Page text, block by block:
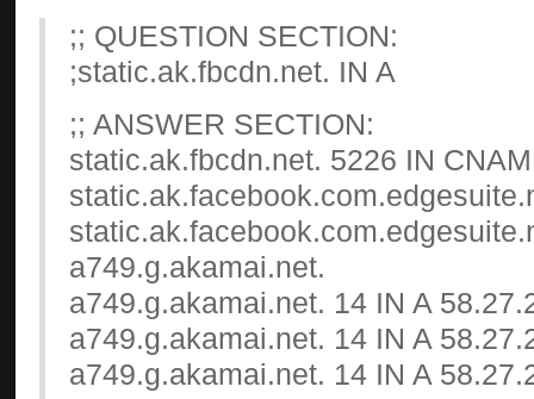
;; QUESTION SECTION:
;static.ak.fbcdn.net. IN A
;; ANSWER SECTION:
static.ak.fbcdn.net. 5226 IN
a749.g.akamai.net.
a749.g.akamai.net. 14 IN A
a749.g.akamai.net. 14 IN A
a749.g.akamai.net. 14 IN A